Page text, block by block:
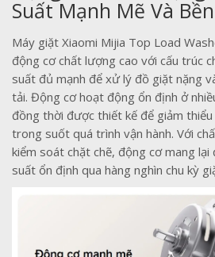
Suất Mạnh Mẽ Và
Máy giặt Xiaomi Mijia Top Load
động cơ chất lượng cao với cấu trúc
suất đủ mạnh để xử lý đồ giặt nặng
tải. Động cơ hoạt động ổn định ở
đồng thời được thiết kế để giảm
trong suốt quá trình vận hành. Với
kiểm soát chặt chẽ, động cơ mang lại
suất ổn định qua hàng nghìn chu kỳ